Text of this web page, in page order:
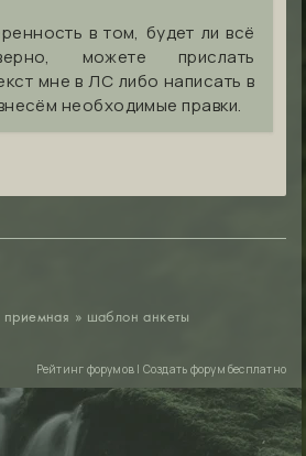
в том, будет ли всё
можете прислать
мне в ЛС либо написать в
необходимые правки.
приемная » шаблон анкеты
Рейтинг форумов | Создать форум бесплатно